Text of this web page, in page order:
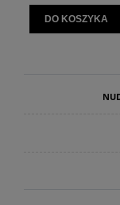
DO KOSZYKA